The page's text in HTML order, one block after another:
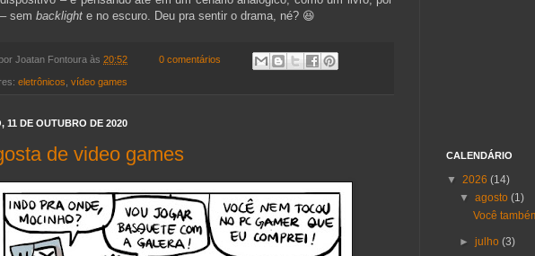
sem backlight e no escuro. Deu pra sentir o drama, né? 😆
Joatan Fontoura às 20:52 0 comentários
eletrônicos vídeo games
11 DE OUTUBRO DE 2020
de video games CALENDÁRIO
▼ 2026 (14)
▼agosto(1)
Você
►julho(3)